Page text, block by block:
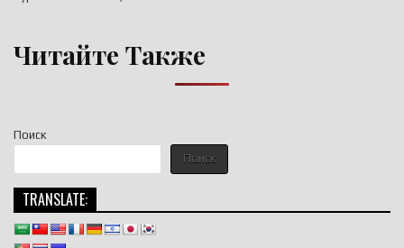
Поиск
Поиск
TRANSLATE:
Читайте Также